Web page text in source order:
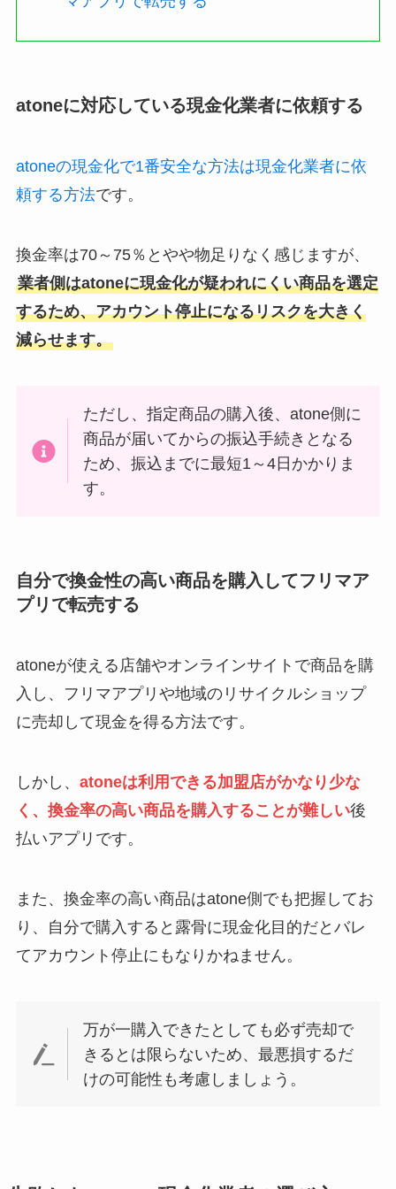
atoneに対応している現金化業者に依頼する
atoneの現金化で1番安全な方法は現金化業者に依
頼する方法です。
換金率は70～75％とやや物足りなく感じますが、
業者側はatoneに現金化が疑われにくい商品を選定
するため、アカウント停止になるリスクを大きく
減らせます。
ただし、指定商品の購入後、atone側に
商品が届いてからの振込手続きとなる
ため、振込までに最短1～4日かかりま
す。
自分で換金性の高い商品を購入してフリマア
プリで転売する
atoneが使える店舗やオンラインサイトで商品を購
入し、フリマアプリや地域のリサイクルショップ
に売却して現金を得る方法です。
しかし、 atoneは利用できる加盟店がかなり少な
く、換金率の高い商品を購入することが難しい後
払いアプリです。
また、換金率の高い商品はatone側でも把握してお
り、自分で購入すると露骨に現金化目的だとバレ
てアカウント停止にもなりかねません。
万が一購入できたとしても必ず売却で
きるとは限らないため、最悪損するだ
けの可能性も考慮しましょう。